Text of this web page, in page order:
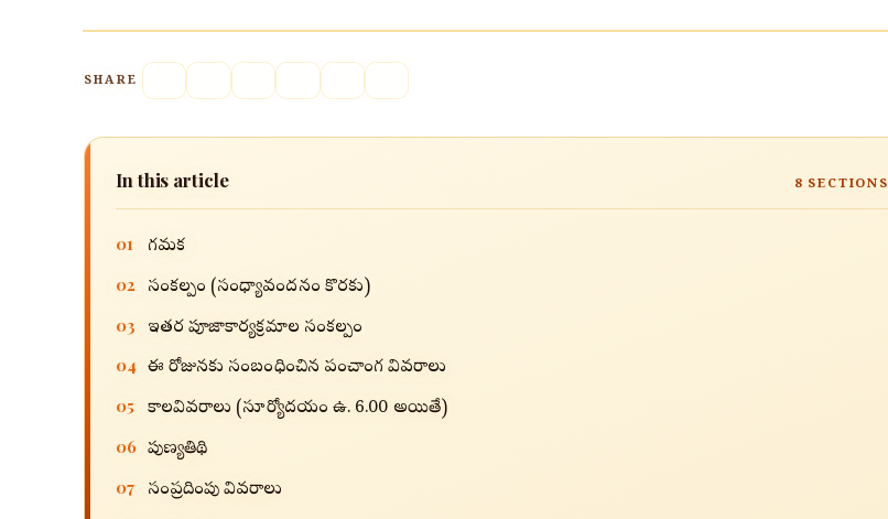
SHARE
In this article 8 SECTIONS
01 గమనిక
02 సంకల్పం (సంధ్యావందనం కొరకు)
03 ఇతర పూజాకార్యక్రమాల సంకల్పం
04 ఈ రోజునకు సంబంధించిన పంచాంగ వివరాలు
05 కాలవివరాలు (సూర్యోదయం ఉ. 6.00 అయితే)
06 పుణ్యతిథి
07 సంప్రదింపు వివరాలు